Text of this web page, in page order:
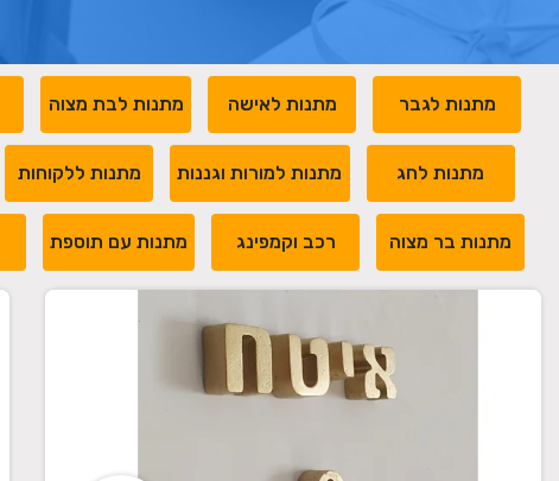
מתנות לגבר מתנות לאישה מתנות לבת מצוה
מתנות לחג מתנות למורות וגננות מתנות ללקוחות
מתנות בר מצוה רכב וקמפינג מתנות עם תוספת